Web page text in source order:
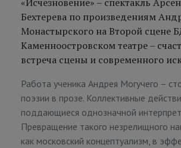
Бехтерева по произведениям
Монастырского на Второй сцене
Каменноостровском театре –
встреча сцены и современного
Работа ученика Андрея Могучего –
поэзии в прозе. Коллективные
поддающиеся однозначной
Превращение такого незрелищного
как московский концептуализм, в